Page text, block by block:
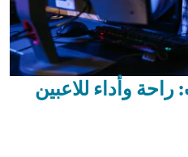
وأداء للاعبين